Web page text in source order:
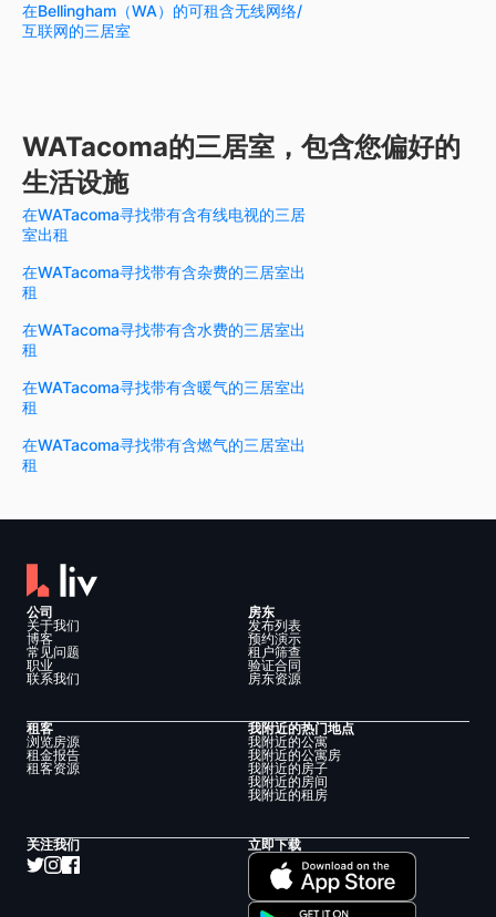
在Bellingham（WA）的可租含无线网络/
互联网的三居室
WATacoma的三居室，包含您偏好的
生活设施
在WATacoma寻找带有含有线电视的三居
室出租
在WATacoma寻找带有含杂费的三居室出
租
在WATacoma寻找带有含水费的三居室出
租
在WATacoma寻找带有含暖气的三居室出
租
在WATacoma寻找带有含燃气的三居室出
租
公司
关于我们
博客
常见问题
职业
联系我们
房东
发布列表
预约演示
租户筛查
验证合同
房东资源
租客
浏览房源
租金报告
租客资源
我附近的热门地点
我附近的公寓
我附近的公寓房
我附近的房子
我附近的房间
我附近的租房
关注我们 立即下载